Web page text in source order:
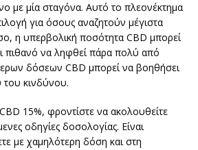
με μία σταγόνα. Αυτό το πλεονέκτημα
για όσους αναζητούν μέγιστα
η υπερβολική ποσότητα CBD μπορεί
πιθανό να ληφθεί πάρα πολύ από
δόσεων CBD μπορεί να βοηθήσει
κινδύνου.
15%, φροντίστε να ακολουθείτε
οδηγίες δοσολογίας. Είναι
με χαμηλότερη δόση και στη